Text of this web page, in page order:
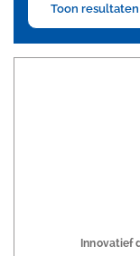
Toon resultaten
Innovatief